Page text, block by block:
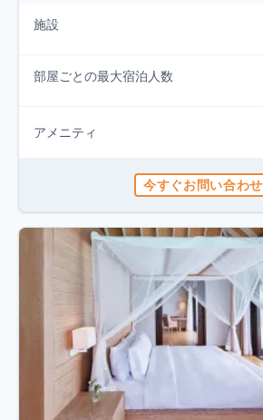
施設
部屋ごとの最大宿泊人数
アメニティ
今すぐお問い合わせ